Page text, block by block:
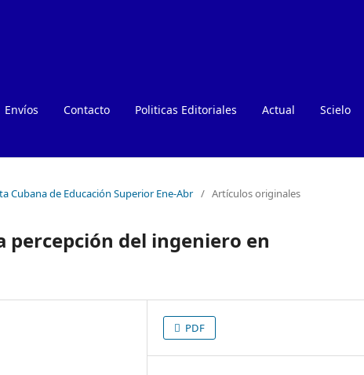
Envíos Contacto Politicas Editoriales Actual Scielo
Cubana de Educación Superior Ene-Abr / Artículos originales
percepción del ingeniero en
PDF